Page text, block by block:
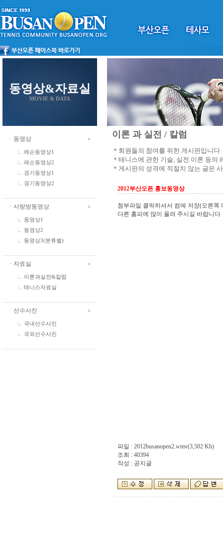
동영상&자료실
MOVIE & DATA
ㆍ동영상
레슨동영상1
레슨동영상2
경기동영상1
경기동영상2
ㆍ사랑방동영상
동영상1
동영상2
동영상3(분류별)
ㆍ자료실
이론과실전&칼럼
테니스자료실
ㆍ선수사진
국내선수사진
국외선수사진
이론 과 실전 / 칼럼
＊회원들의 참여를 위한 게시판입니다
＊테니스에 관한 기술, 실전 이론 등의
＊게시판의 성격에 적절치 않는 글은
2012부산오픈 홍보동영상
첨부파일 클릭하셔서 컴에 저장(오른쪽
다른 홈피에 많이 올려 주시길 바랍니다
파일 : 2012busanopen2.wmv(3,502 Kb)
조회 : 40394
작성 : 공지글